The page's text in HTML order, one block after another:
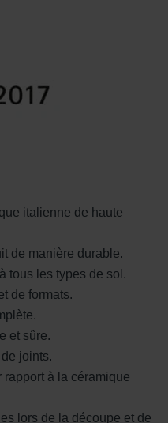
italienne de haute
de manière durable.
tous les types de sol.
de formats.
et sûre.
joints.
à la céramique
lors de la découpe et de